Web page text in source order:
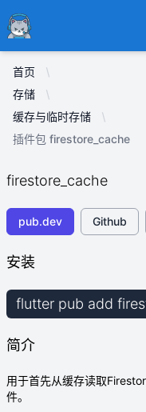
Ducafecat
首页
存储
缓存与临时存储
插件包 firestore_cache
firestore_cache
pub.dev Github
安装
flutter pub add
简介
用于首先从缓存读取
件。